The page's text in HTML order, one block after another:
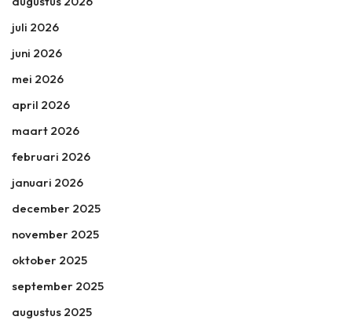
juli 2026
juni 2026
mei 2026
april 2026
maart 2026
februari 2026
januari 2026
december 2025
november 2025
oktober 2025
september 2025
augustus 2025